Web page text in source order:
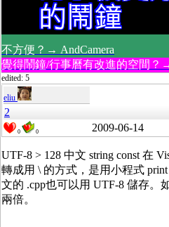
不方便？→ AndCamera
覺得鬧鐘/行事曆有改進的空間？
edited: 5
eliu
2
0 0 2009-06-14
UTF-8 > 128 中文 string const 在
轉成用 \ 的方式，是用小程式
文的 .cpp也可以用 UTF-8 儲存。
兩倍。